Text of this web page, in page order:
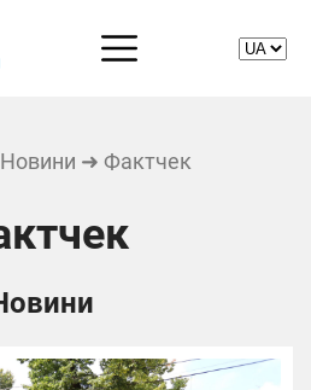
Новини ➜ Фактчек